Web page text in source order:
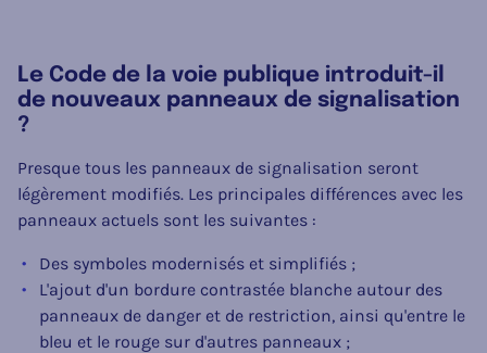
Le Code de la voie publique introduit-il
de nouveaux panneaux de signalisation
?
Presque tous les panneaux de signalisation seront
légèrement modifiés. Les principales différences avec les
panneaux actuels sont les suivantes :
Des symboles modernisés et simplifiés ;
L'ajout d'un bordure contrastée blanche autour des
panneaux de danger et de restriction, ainsi qu'entre le
bleu et le rouge sur d'autres panneaux ;